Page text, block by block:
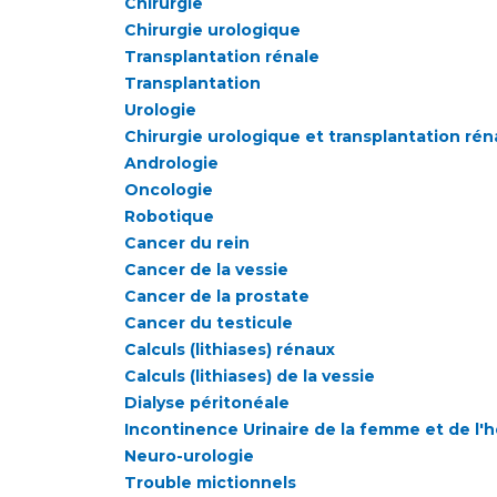
Chirurgie urologique
Transplantation rénale
Transplantation
Urologie
Chirurgie urologique et transplantation
Andrologie
Oncologie
Robotique
Cancer du rein
Cancer de la vessie
Cancer de la prostate
Cancer du testicule
Calculs (lithiases) rénaux
Calculs (lithiases) de la vessie
Dialyse péritonéale
Incontinence Urinaire de la femme et de
Neuro-urologie
Trouble mictionnels